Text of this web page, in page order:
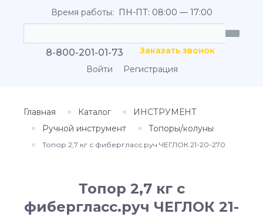
Время работы: ПН-ПТ: 08:00 — 17:00
8-800-201-01-73
Заказать звонок
Войти
Регистрация
Главная Каталог
ИНСТРУМЕНТ
Ручной инструмент
Топоры/колуны
Топор 2,7 кг с фибергласс.руч ЧЕГЛОК 21-20-270
Топор 2,7 кг с
фибергласс.руч ЧЕГЛОК 21-